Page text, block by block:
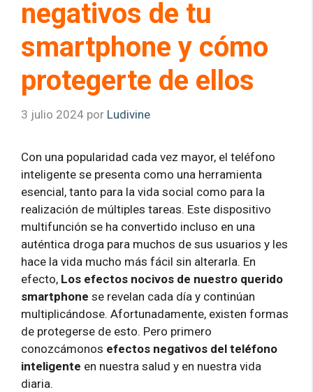
negativos de tu
smartphone y cómo
protegerte de ellos
3 julio 2024 por Ludivine
Con una popularidad cada vez mayor, el teléfono
inteligente se presenta como una herramienta
esencial, tanto para la vida social como para la
realización de múltiples tareas. Este dispositivo
multifunción se ha convertido incluso en una
auténtica droga para muchos de sus usuarios y les
hace la vida mucho más fácil sin alterarla. En
efecto, Los efectos nocivos de nuestro querido
smartphone se revelan cada día y continúan
multiplicándose. Afortunadamente, existen formas
de protegerse de esto. Pero primero
conozcámonos efectos negativos del teléfono
inteligente en nuestra salud y en nuestra vida
diaria.